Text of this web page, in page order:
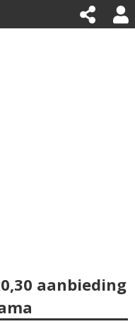
aanbieding